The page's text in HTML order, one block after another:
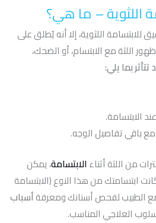
اللثوية – ما هي؟
للابتسامة اللثوية، إلا أنه يُطلق على
اللثة مع الابتسام، أو الضحك،
بما يلي:
الابتسامة.
مع باقي تفاصيل الوجه.
من اللثة أثناءالابتسامة، يمكن
ابتسامتك من هذا النوع (الابتسامة
الطبيب لفحص أسنانك ومعرفةأسباب
العلاجي المناسب.